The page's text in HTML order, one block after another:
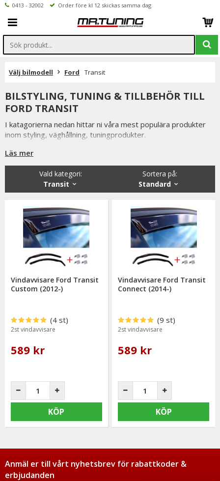
0413 - 32002 Order före kl 12 skickas samma dag
Välj bilmodell Ford Transit
BILSTYLING, TUNING & TILLBEHÖR TILL
FORD TRANSIT
I katagorierna nedan hittar ni våra mest populära produkter
inom styling, väghållning, tuningprodukter.
Är det något som du funderar över eller inte hittar i vårt
Till Ford Transit.
Läs mer
Sortera på:
Standard
Vald kategori:
Transit
Vindavvisare Ford Transit
Custom (2012-)
(4 st)
2st vindavvisare
589 kr
KÖP
Vindavvisare Ford Transit
Connect (2014-)
(9 st)
2st vindavvisare
589 kr
KÖP
Anmäl er till vårt nyhetsbrev för rabattkoder &
erbjudanden